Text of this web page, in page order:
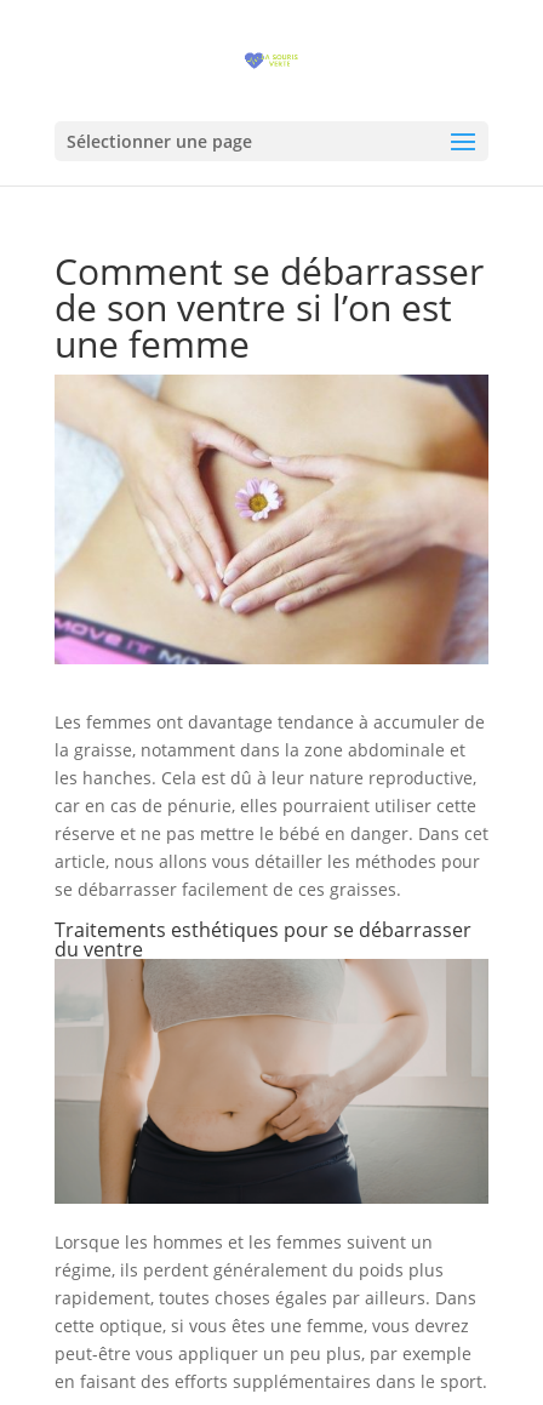
Sélectionner une page
Comment se débarrasser
de son ventre si l’on est
une femme
Les femmes ont davantage tendance à accumuler de
la graisse, notamment dans la zone abdominale et
les hanches. Cela est dû à leur nature reproductive,
car en cas de pénurie, elles pourraient utiliser cette
réserve et ne pas mettre le bébé en danger. Dans cet
article, nous allons vous détailler les méthodes pour
se débarrasser facilement de ces graisses.
Traitements esthétiques pour se débarrasser
du ventre
Lorsque les hommes et les femmes suivent un
régime, ils perdent généralement du poids plus
rapidement, toutes choses égales par ailleurs. Dans
cette optique, si vous êtes une femme, vous devrez
peut-être vous appliquer un peu plus, par exemple
en faisant des efforts supplémentaires dans le sport.